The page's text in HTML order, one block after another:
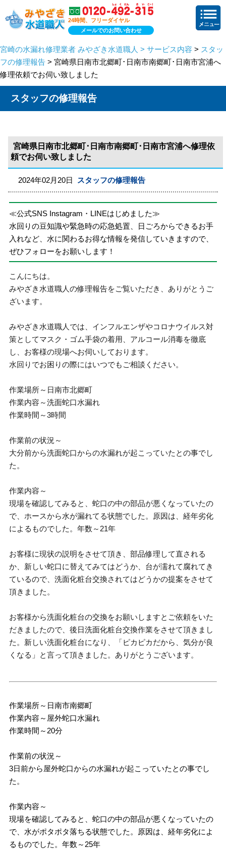
24時間、フリーダイヤル
メールでのお問い合わせ
宮崎の水漏れ修理業者 みやざき水道職人 > サービス内容 > スタッ
フの修理報告 > 宮崎県日南市北郷町･日南市南郷町･日南市宮浦へ
修理依頼でお伺い致しました
スタッフの修理報告
宮崎県日南市北郷町･日南市南郷町･日南市宮浦へ修理依
頼でお伺い致しました
2024年02月20日 スタッフの修理報告
≪公式SNS Instagram・LINEはじめました≫
水回りの豆知識や緊急時の応急処置、日ごろからできるお手
入れなど、水に関わるお得な情報を発信していきますので、
ぜひフォローをお願いします！
こんにちは。
みやざき水道職人の修理報告をご覧いただき、ありがとうご
ざいます。
みやざき水道職人では、インフルエンザやコロナウイルス対
策としてマスク・ゴム手袋の着用、アルコール消毒を徹底
し、お客様の現場へお伺いしております。
水回りでお困りの際にはいつでもご相談ください。
作業場所～日南市北郷町
作業内容～洗面蛇口水漏れ
作業時間～3時間
作業前の状況～
大分前から洗面蛇口からの水漏れが起こっていたとの事でし
た。
作業内容～
現場を確認してみると、蛇口の中の部品が悪くなっていたの
で、ホースから水が漏れてる状態でした。原因は、経年劣化
によるものでした。年数～21年
お客様に現状の説明をさせて頂き、部品修理して直される
か、新しい蛇口に替えてみてはどうか、台が濡れて腐れてき
ているので、洗面化粧台交換されてはどうかの提案をさせて
頂きました。
お客様から洗面化粧台の交換をお願いしますとご依頼をいた
だきましたので、後日洗面化粧台交換作業をさせて頂きまし
た。新しい洗面化粧台になり、「ピカピカだから、気分が良
くなる」と言って頂きました。ありがとうございます。
作業場所～日南市南郷町
作業内容～屋外蛇口水漏れ
作業時間～20分
作業前の状況～
3日前から屋外蛇口からの水漏れが起こっていたとの事でし
た。
作業内容～
現場を確認してみると、蛇口の中の部品が悪くなっていたの
で、水がポタポタ落ちる状態でした。原因は、経年劣化によ
るものでした。年数～25年